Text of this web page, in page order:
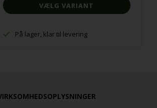
VÆLG VARIANT
På lager, klar til levering